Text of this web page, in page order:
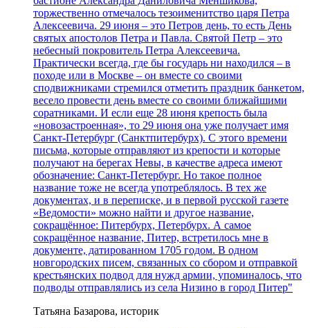
торжественно отмечалось тезоименитство царя Петра
Алексеевича. 29 июня – это Петров день, то есть День
святых апостолов Петра и Павла. Святой Петр – это
небесный покровитель Петра Алексеевича.
Практически всегда, где бы государь ни находился – в
походе или в Москве – он вместе со своими
сподвижниками стремился отметить праздник банкетом,
весело провести день вместе со своими ближайшими
соратниками. И если еще 28 июня крепость была
«новозастроенная», то 29 июня она уже получает имя
Санкт-Петербург (Санктпитербурх). С этого времени
письма, которые отправляют из крепости и которые
получают на берегах Невы, в качестве адреса имеют
обозначение: Санкт-Петербург. Но такое полное
название тоже не всегда употреблялось. В тех же
документах, и в переписке, и в первой русской газете
«Ведомости» можно найти и другое название,
сокращённое: Питербурх, Петербурх. А самое
сокращённое название, Питер, встретилось мне в
документе, датированном 1705 годом. В одном
новгородских писем, связанных со сбором и отправкой
крестьянских подвод для нужд армии, упоминалось, что
подводы отправлялись из села Низино в город Питер"
Татьяна Базарова, историк